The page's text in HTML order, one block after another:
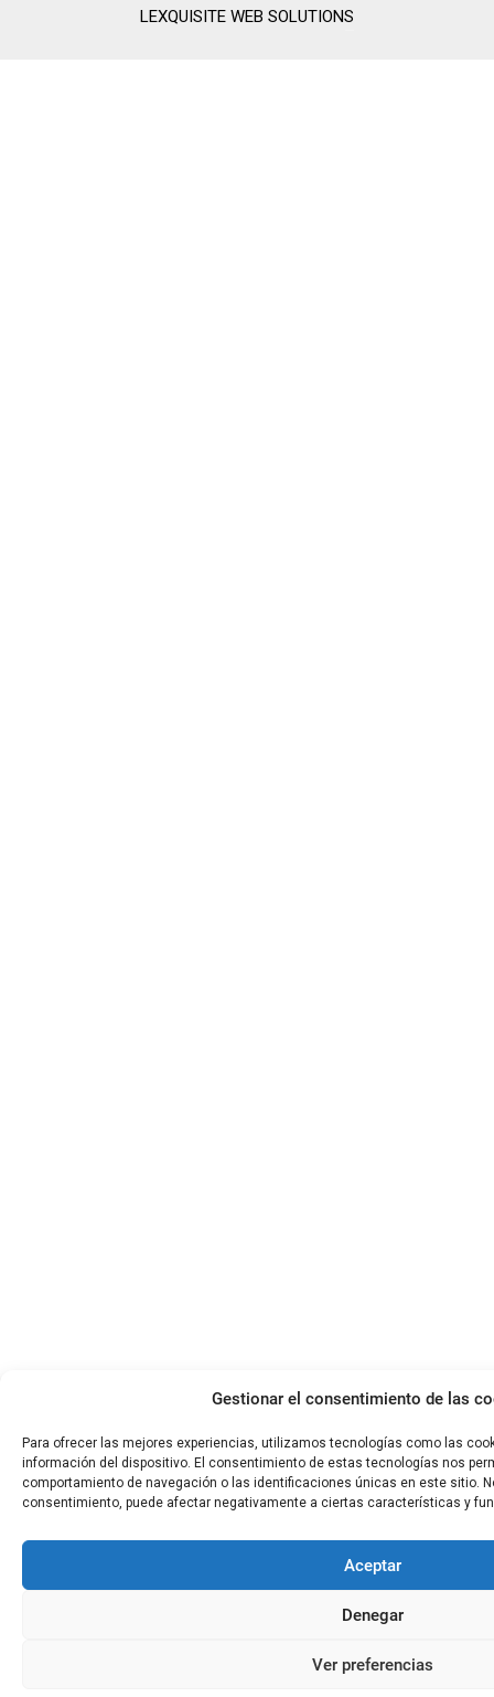
Gestionar el consentimiento de las
Para ofrecer las mejores experiencias, utilizamos tecnologías como las
información del dispositivo. El consentimiento de estas tecnologías nos
comportamiento de navegación o las identificaciones únicas en este sitio.
consentimiento, puede afectar negativamente a ciertas características y
Aceptar
Denegar
Ver preferencias
LEXQUISITE WEB SOLUTIONS